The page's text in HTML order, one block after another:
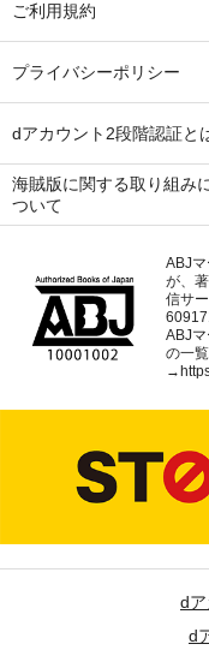
ご利用規約
プライバシーポリシー
dアカウント2段階認証と
海賊版に関する取り組み
ついて
ABJ
が、
信サ
ABJ
の一
→
d
d